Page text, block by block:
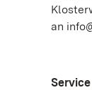
an